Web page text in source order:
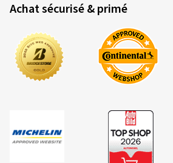
Achat sécurisé & primé